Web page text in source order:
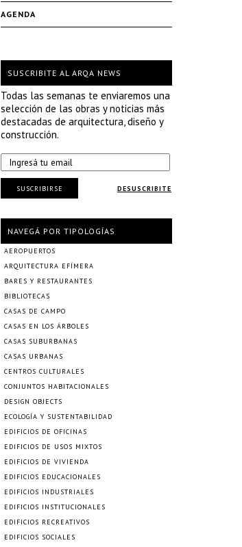
AGENDA
SUSCRIBITE AL ARQA NEWS
Todas las semanas te enviaremos una
selección de las obras y noticias más
destacadas de arquitectura, diseño y
construcción.
DESUSCRIBITE
SUSCRIBIRSE
NAVEGÁ POR TIPOLOGÍAS
AEROPUERTOS
ARQUITECTURA EFÍMERA
BARES Y RESTAURANTES
BIBLIOTECAS
CASAS DE CAMPO
CASAS EN LOS ÁRBOLES
CASAS SUBURBANAS
CASAS URBANAS
CENTROS CULTURALES
CONJUNTOS HABITACIONALES
DESIGN OBJECTS
ECOLOGÍA Y SUSTENTABILIDAD
EDIFICIOS DE OFICINAS
EDIFICIOS DE USOS MIXTOS
EDIFICIOS DE VIVIENDA
EDIFICIOS EDUCACIONALES
EDIFICIOS INDUSTRIALES
EDIFICIOS INSTITUCIONALES
EDIFICIOS RECREATIVOS
EDIFICIOS SOCIALES